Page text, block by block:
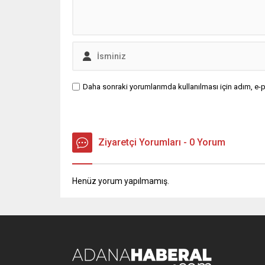
Daha sonraki yorumlarımda kullanılması için adım,
Ziyaretçi Yorumları - 0 Yorum
Henüz yorum yapılmamış.